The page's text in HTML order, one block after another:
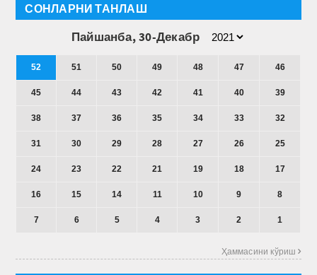
СОНЛАРНИ ТАНЛАШ
Пайшанба, 30-Декабр
52 51 50 49 48 47 46
45 44 43 42 41 40 39
38 37 36 35 34 33 32
31 30 29 28 27 26 25
24 23 22 21 19 18 17
16 15 14 11 10 9 8
7 6 5 4 3 2 1
Ҳаммасини кўриш 